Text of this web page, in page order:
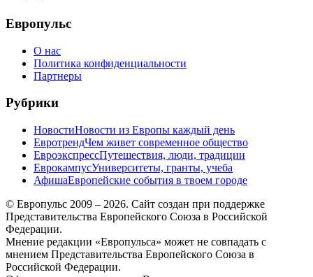
Европульс
О нас
Политика конфиденциальности
Партнеры
Рубрики
НовостиНовости из Европы каждый день
ЕвротрендЧем живет современное общество
ЕвроэкспрессПутешествия, люди, традиции
ЕврокампусУниверситеты, гранты, учеба
АфишаЕвропейские события в твоем городе
© Европульс 2009 – 2026. Сайт создан при поддержке
Представительства Европейского Союза в Российской
Федерации.
Мнение редакции «Европульса» может не совпадать с
мнением Представительства Европейского Союза в
Российской Федерации.